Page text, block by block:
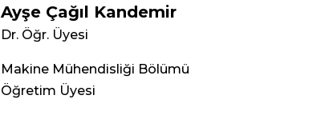
Ayşe Çağıl Kandemir
Dr. Öğr. Üyesi
Makine Mühendisliği Bölümü
Öğretim Üyesi